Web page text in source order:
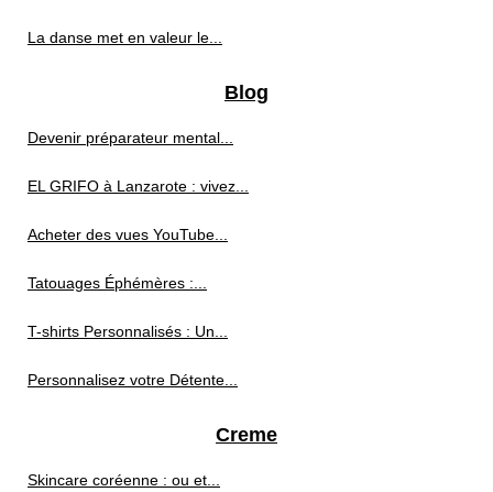
La danse met en valeur le...
Blog
Devenir préparateur mental...
EL GRIFO à Lanzarote : vivez...
Acheter des vues YouTube...
Tatouages Éphémères :...
T-shirts Personnalisés : Un...
Personnalisez votre Détente...
Creme
Skincare coréenne : ou et...